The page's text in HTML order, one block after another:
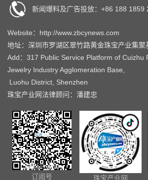
新闻爆料及广告投放：+86 188 1859
Website：http://www.zbcynews.com
地址：深圳市罗湖区翠竹路黄金珠宝产业集
Add：317 Public Service Platform of Cuizhu
Jewelry Industry Agglomeration Base,
Luohu District, Shenzhen
珠宝产业网法律顾问：潘建忠
珠宝产业网
订阅号
珠宝产业网